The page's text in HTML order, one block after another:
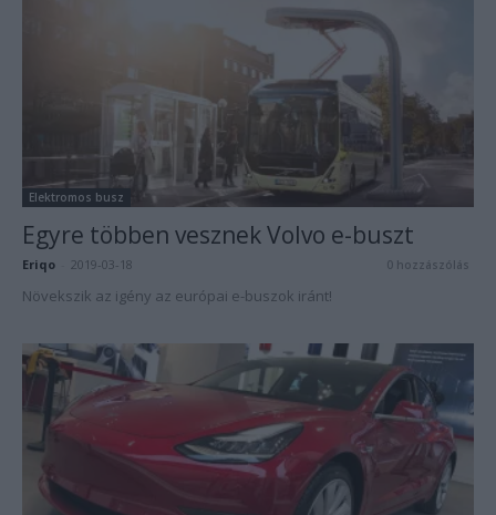
Elektromos busz
Egyre többen vesznek Volvo e-buszt
Eriqo 2019-03-18 0 hozzászólás
Növekszik az igény az európai e-buszok iránt!